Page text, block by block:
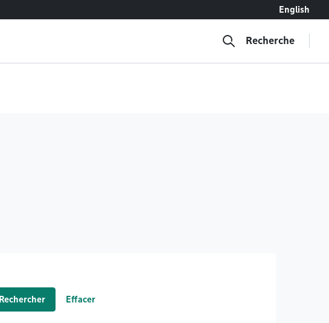
English
Recherche
Rechercher Effacer